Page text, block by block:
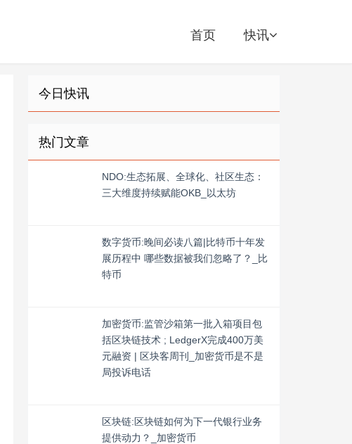
首页 快讯
今日快讯
热门文章
NDO:生态拓展、全球化、社区生态：
三大维度持续赋能OKB_以太坊
数字货币:晚间必读八篇|比特币十年发
展历程中 哪些数据被我们忽略了？_比
特币
加密货币:监管沙箱第一批入箱项目包
括区块链技术 ; LedgerX完成400万美
元融资 | 区块客周刊_加密货币是不是
局投诉电话
区块链:区块链如何为下一代银行业务
提供动力？_加密货币